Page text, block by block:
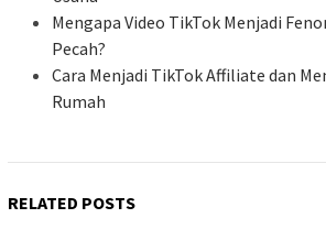
Mengapa Video TikTok Menjadi
Pecah?
Cara Menjadi TikTok Affiliate dan
Rumah
RELATED POSTS